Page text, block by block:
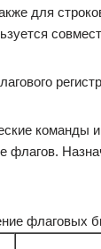
для
команды
флагов.
флаговых